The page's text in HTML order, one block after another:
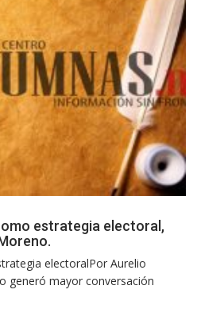
estrategia electoral,
electoralPor Aurelio
generó mayor conversación